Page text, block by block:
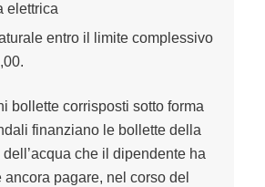
elettrica
entro il limite complessivo
bollette corrisposti sotto forma
finanziano le bollette della
dell’acqua che il dipendente ha
ancora pagare, nel corso del